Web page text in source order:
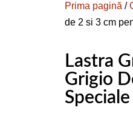
Prima pagină /
de 2 si 3 cm
Lastra
Grigio
Speciale